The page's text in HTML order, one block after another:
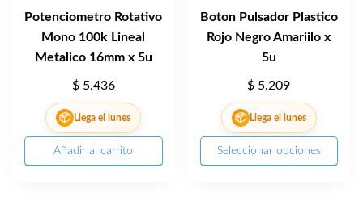
Potenciometro Rotativo
Mono 100k Lineal
Metalico 16mm x 5u
$5.436
📦 Llega el lunes
Añadir al carrito
Boton Pulsador Plastico
Rojo Negro Amariilo x
5u
$ 5.209
📦 Llega el lunes
Seleccionar opciones